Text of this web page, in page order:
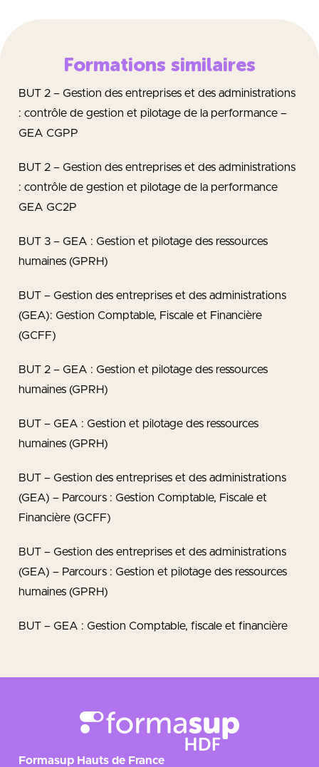
Formations similaires
BUT 2 – Gestion des entreprises et des administrations
: contrôle de gestion et pilotage de la performance –
GEA CGPP
BUT 2 – Gestion des entreprises et des administrations
: contrôle de gestion et pilotage de la performance
GEA GC2P
BUT 3 – GEA : Gestion et pilotage des ressources
humaines (GPRH)
BUT – Gestion des entreprises et des administrations
(GEA): Gestion Comptable, Fiscale et Financière
(GCFF)
BUT 2 – GEA : Gestion et pilotage des ressources
humaines (GPRH)
BUT – GEA : Gestion et pilotage des ressources
humaines (GPRH)
BUT – Gestion des entreprises et des administrations
(GEA) – Parcours : Gestion Comptable, Fiscale et
Financière (GCFF)
BUT – Gestion des entreprises et des administrations
(GEA) – Parcours : Gestion et pilotage des ressources
humaines (GPRH)
BUT – GEA : Gestion Comptable, fiscale et financière
Formasup Hauts de France